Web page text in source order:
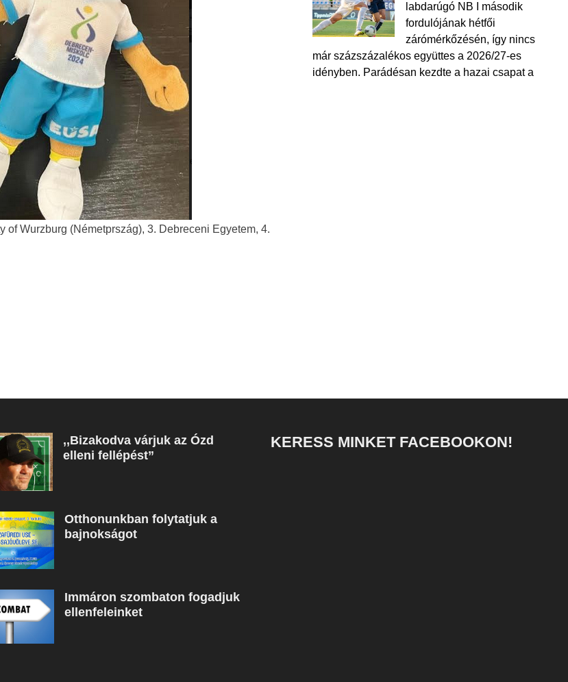
of Wurzburg (Németprszág), 3. Debreceni Egyetem, 4.
labdarúgó NB I második
fordulójának hétfői
zárómérkőzésén, így nincs
már százszázalékos együttes a 2026/27-es
idényben. Parádésan kezdte a hazai csapat a
,,Bizakodva várjuk az Ózd
elleni fellépést”
Otthonunkban folytatjuk a
bajnokságot
Immáron szombaton fogadjuk
ellenfeleinket
KERESS MINKET FACEBOOKON!